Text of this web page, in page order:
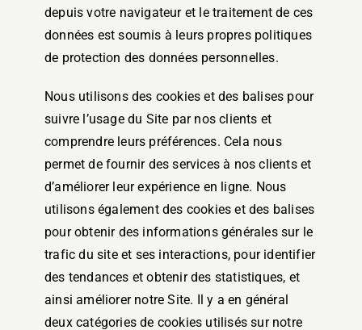
depuis votre navigateur et le traitement de ces
données est soumis à leurs propres politiques
de protection des données personnelles.
Nous utilisons des cookies et des balises pour
suivre l’usage du Site par nos clients et
comprendre leurs préférences. Cela nous
permet de fournir des services à nos clients et
d’améliorer leur expérience en ligne. Nous
utilisons également des cookies et des balises
pour obtenir des informations générales sur le
trafic du site et ses interactions, pour identifier
des tendances et obtenir des statistiques, et
ainsi améliorer notre Site. Il y a en général
deux catégories de cookies utilisés sur notre